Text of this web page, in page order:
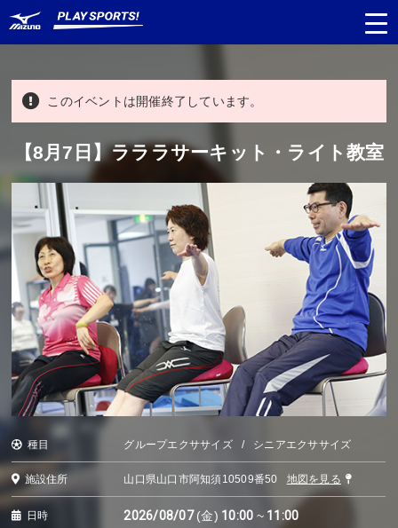
種目から探す
日程 から探す
対象年齢から探す
このイベントは開催終了しています。
【8月7日】ラララサーキット・ライト教室
種目 グループエクササイズ シニアエクササイズ
施設住所 山口県山口市阿知須10509番50 地図を見る
日時 2026/08/07(金) 10:00 ~ 11:00